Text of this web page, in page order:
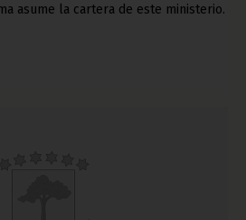
asume la cartera de este ministerio.